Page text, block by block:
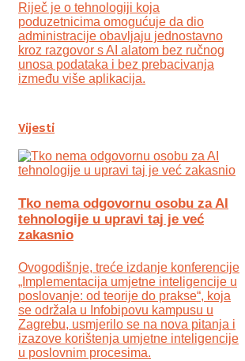
Riječ je o tehnologiji koja
poduzetnicima omogućuje da dio
administracije obavljaju jednostavno
kroz razgovor s AI alatom bez ručnog
unosa podataka i bez prebacivanja
između više aplikacija.
Vijesti
Tko nema odgovornu osobu za AI
tehnologije u upravi taj je već
zakasnio
Ovogodišnje, treće izdanje konferencije
„Implementacija umjetne inteligencije u
poslovanje: od teorije do prakse“, koja
se održala u Infobipovu kampusu u
Zagrebu, usmjerilo se na nova pitanja i
izazove korištenja umjetne inteligencije
u poslovnim procesima.